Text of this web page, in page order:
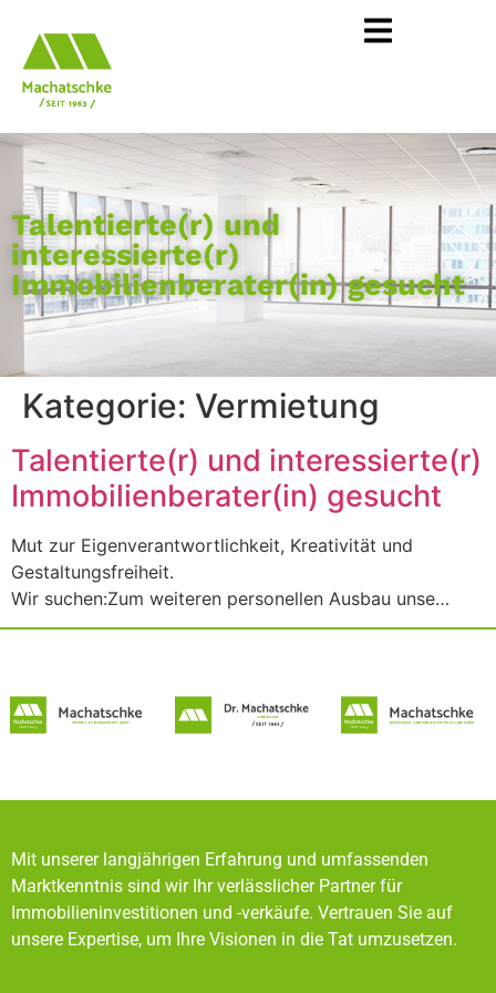
Talentierte(r) und
interessierte(r)
Immobilienberater(in) gesucht
Kategorie: Vermietung
Talentierte(r) und interessierte(r)
Immobilienberater(in) gesucht
Mut zur Eigenverantwortlichkeit, Kreativität und
Gestaltungsfreiheit.
Wir suchen:Zum weiteren personellen Ausbau unse…
Mit unserer langjährigen Erfahrung und umfassenden
Marktkenntnis sind wir Ihr verlässlicher Partner für
Immobilieninvestitionen und -verkäufe. Vertrauen Sie auf
unsere Expertise, um Ihre Visionen in die Tat umzusetzen.